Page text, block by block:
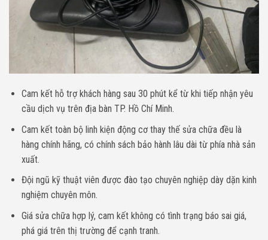
Cam kết hỗ trợ khách hàng sau 30 phút kể từ khi tiếp nhận yêu
cầu dịch vụ trên địa bàn TP. Hồ Chí Minh.
Cam kết toàn bộ linh kiện động cơ thay thế sửa chữa đều là
hàng chính hãng, có chính sách bảo hành lâu dài từ phía nhà sản
xuất.
Đội ngũ kỹ thuật viên được đào tạo chuyên nghiệp dày dặn kinh
nghiệm chuyên môn.
Giá sửa chữa hợp lý, cam kết không có tình trạng báo sai giá,
phá giá trên thị trường để cạnh tranh.